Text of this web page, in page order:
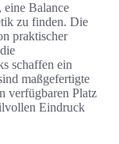
eine Balance
zu finden. Die
praktischer
schaffen ein
maßgefertigte
verfügbaren Platz
Eindruck